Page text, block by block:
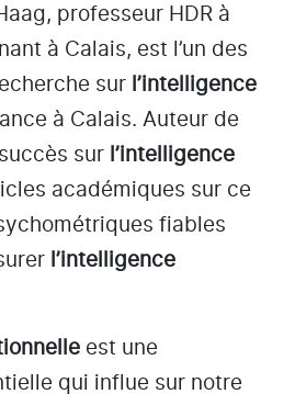
professeur HDR à
à Calais, est l’un des
sur l’intelligence
à Calais. Auteur de
sur l’intelligence
académiques sur ce
fiables
l’intelligence
est une
qui influe sur notre